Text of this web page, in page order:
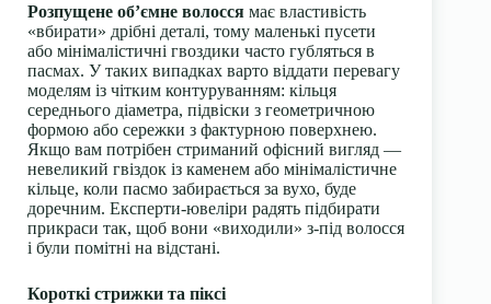
Розпущене об’ємне волосся має властивість
«вбирати» дрібні деталі, тому маленькі пусети
або мінімалістичні гвоздики часто губляться в
пасмах. У таких випадках варто віддати перевагу
моделям із чітким контуруванням: кільця
середнього діаметра, підвіски з геометричною
формою або сережки з фактурною поверхнею.
Якщо вам потрібен стриманий офісний вигляд —
невеликий гвіздок із каменем або мінімалістичне
кільце, коли пасмо забирається за вухо, буде
доречним. Експерти-ювеліри радять підбирати
прикраси так, щоб вони «виходили» з-під волосся
і були помітні на відстані.
Короткі стрижки та піксі